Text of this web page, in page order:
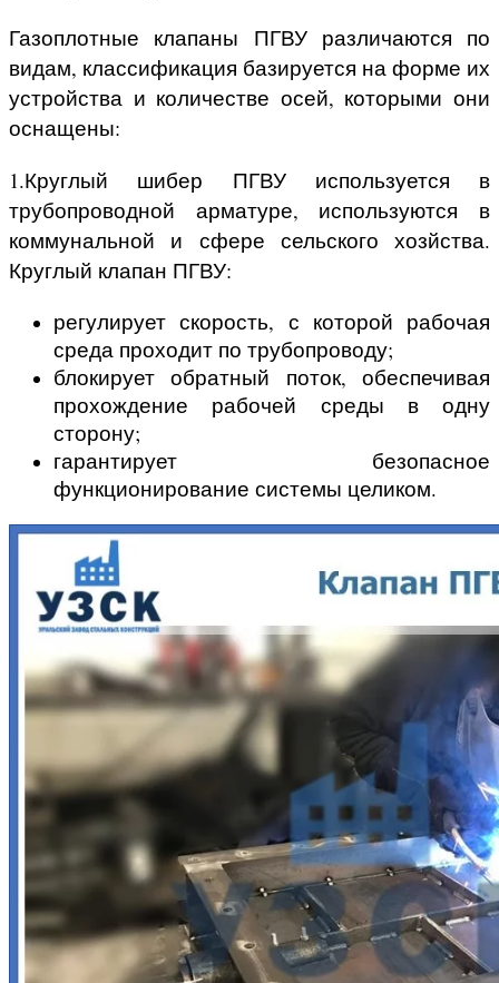
Газоплотные клапаны ПГВУ различаются по
видам, классификация базируется на форме их
устройства и количестве осей, которыми они
оснащены:
1.Круглый шибер ПГВУ используется в
трубопроводной арматуре, используются в
коммунальной и сфере сельского хозйства.
Круглый клапан ПГВУ:
регулирует скорость, с которой рабочая
среда проходит по трубопроводу;
блокирует обратный поток, обеспечивая
прохождение рабочей среды в одну
сторону;
гарантирует безопасное
функционирование системы целиком.